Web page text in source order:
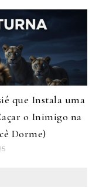
que Instala uma
o Inimigo na
Dorme)